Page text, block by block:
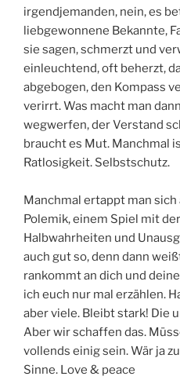
irgendjemanden, nein, es
liebgewonnene Bekannte,
sie sagen, schmerzt und
einleuchtend, oft beherzt,
abgebogen, den Kompass
verirrt. Was macht man
wegwerfen, der Verstand
braucht es Mut. Manchmal
Ratlosigkeit. Selbstschutz.
Manchmal ertappt man
Polemik, einem Spiel mit
Halbwahrheiten und
auch gut so, denn dann
rankommt an dich und
ich euch nur mal erzählen.
aber viele. Bleibt stark! Die
Aber wir schaffen das.
vollends einig sein. Wär ja
Sinne. Love & peace